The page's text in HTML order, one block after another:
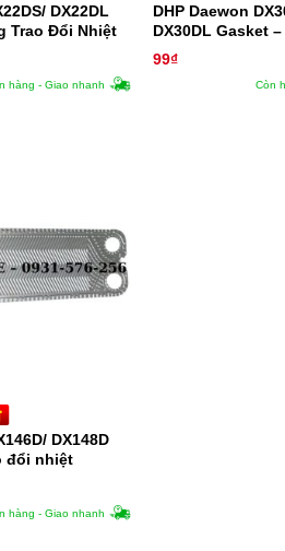
DX22DL
Trao Đổi Nhiệt
hàng - Giao nhanh
DHP Daewon
DX30DL Gasket
Nhiệt
99₫
Còn
DX148D
đổi nhiệt
hàng - Giao nhanh